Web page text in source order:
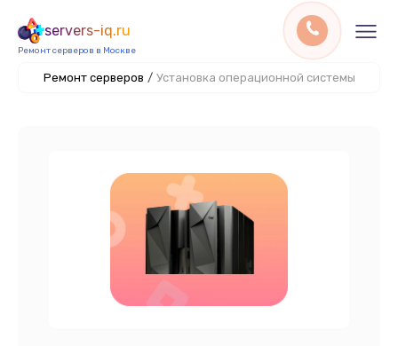
servers-iq.ru
Ремонт серверов в Москве
Ремонт серверов / Установка операционной системы